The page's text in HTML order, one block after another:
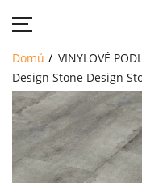
DOMŮ
SORTIMENT
Domů VINYLOVÉ
Design Stone Design